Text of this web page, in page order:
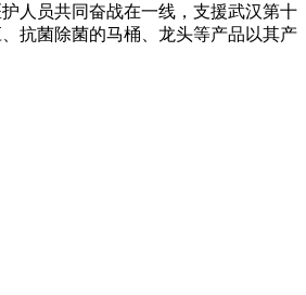
人员共同奋战在一线，支援武汉第十
抗菌除菌的马桶、龙头等产品以其产